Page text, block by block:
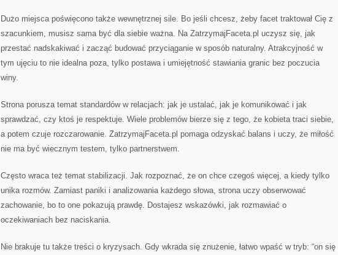
Dużo miejsca poświęcono także wewnętrznej sile. Bo jeśli chcesz, żeby facet traktował Cię z
szacunkiem, musisz sama być dla siebie ważna. Na ZatrzymajFaceta.pl uczysz się, jak
przestać nadskakiwać i zacząć budować przyciąganie w sposób naturalny. Atrakcyjność w
tym ujęciu to nie idealna poza, tylko postawa i umiejętność stawiania granic bez poczucia
winy.
Strona porusza temat standardów w relacjach: jak je ustalać, jak je komunikować i jak
sprawdzać, czy ktoś je respektuje. Wiele problemów bierze się z tego, że kobieta traci siebie,
a potem czuje rozczarowanie. ZatrzymajFaceta.pl pomaga odzyskać balans i uczy, że miłość
nie ma być wiecznym testem, tylko partnerstwem.
Często wraca też temat stabilizacji. Jak rozpoznać, że on chce czegoś więcej, a kiedy tylko
unika rozmów. Zamiast paniki i analizowania każdego słowa, strona uczy obserwować
zachowanie, bo to one pokazują prawdę. Dostajesz wskazówki, jak rozmawiać o
oczekiwaniach bez naciskania.
Nie brakuje tu także treści o kryzysach. Gdy wkrada się znużenie, łatwo wpaść w tryb: “on się